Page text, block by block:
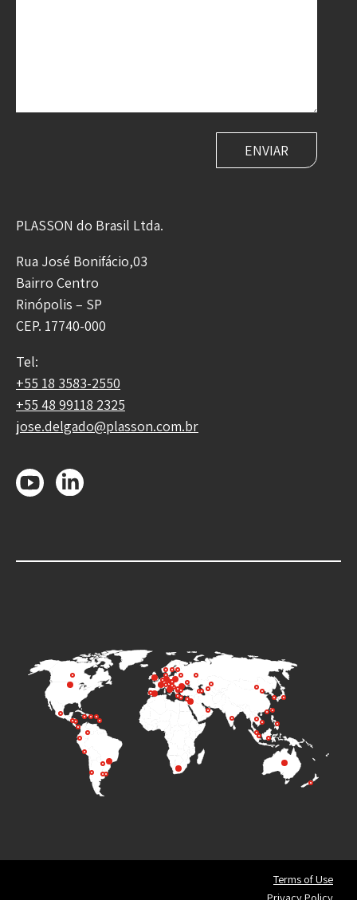
PLASSON do Brasil Ltda.
Rua José Bonifácio,03
Bairro Centro
Rinópolis – SP
CEP. 17740-000
Tel:
+55 18 3583-2550
+55 48 99118 2325
jose.delgado@plasson.com.br
Terms of Use